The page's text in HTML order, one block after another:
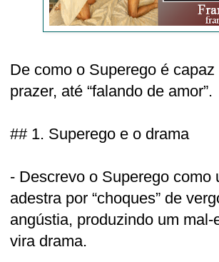
De como o Superego é
prazer, até “falando de amor”.
## 1. Superego e o drama
- Descrevo o Superego como
adestra por “choques” de
angústia, produzindo um
vira drama.